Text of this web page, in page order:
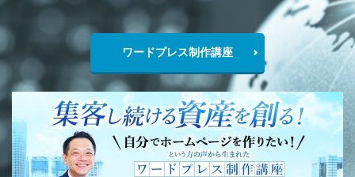
ワードプレス制作講座